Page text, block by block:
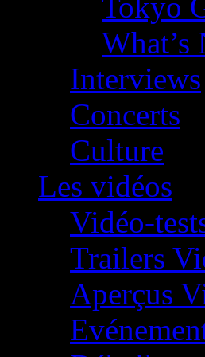
What’s
Interviews
Concerts
Culture
Les vidéos
Vidéo-
Trailers
Aperçus